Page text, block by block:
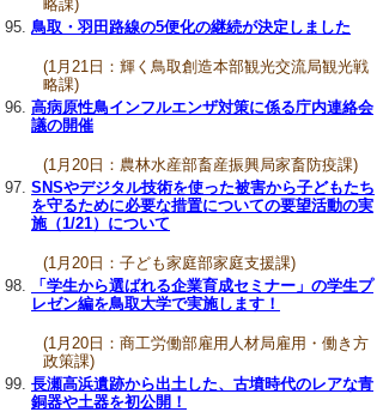
略課)
鳥取・羽田路線の5便化の継続が決定しました
(1月21日：輝く鳥取創造本部観光交流局観光戦
略課)
高病原性鳥インフルエンザ対策に係る庁内連絡会
議の開催
(1月20日：農林水産部畜産振興局家畜防疫課)
SNSやデジタル技術を使った被害から子どもたち
を守るために必要な措置についての要望活動の実
施（1/21）について
(1月20日：子ども家庭部家庭支援課)
「学生から選ばれる企業育成セミナー」の学生プ
レゼン編を鳥取大学で実施します！
(1月20日：商工労働部雇用人材局雇用・働き方
政策課)
長瀬高浜遺跡から出土した、古墳時代のレアな青
銅器や土器を初公開！